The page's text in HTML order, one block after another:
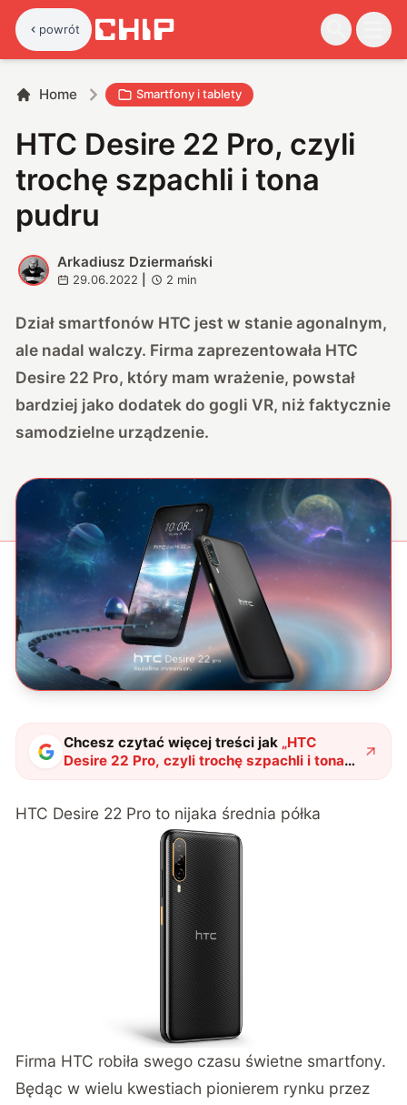
powrót
Home Smartfony i tablety
HTC Desire 22 Pro, czyli
trochę szpachli i tona
pudru
A
Arkadiusz Dziermański
29.06.2022 2 min
Dział smartfonów HTC jest w stanie agonalnym,
ale nadal walczy. Firma zaprezentowała HTC
Desire 22 Pro, który mam wrażenie, powstał
bardziej jako dodatek do gogli VR, niż faktycznie
samodzielne urządzenie.
Chcesz czytać więcej treści jak „HTC
Desire 22 Pro, czyli trochę szpachli i tona
pudru"?
HTC Desire 22 Pro to nijaka średnia półka
Firma HTC robiła swego czasu świetne smartfony.
Będąc w wielu kwestiach pionierem rynku przez